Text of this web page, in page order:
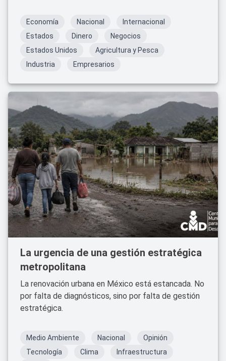
Economía Nacional
Internacional
Estados
Dinero
Negocios
Estados Unidos
Agricultura y Pesca
Industria
Empresarios
La urgencia de una gestión estratégica
metropolitana
La renovación urbana en México está estancada. No
por falta de diagnósticos, sino por falta de gestión
estratégica.
Medio Ambiente Nacional
Opinión
Tecnología
Clima
Infraestructura